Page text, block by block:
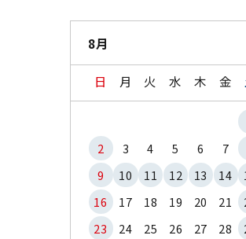
8月
日 月 火 水 木 金
2
3 4 5 6 7
9
10 11 12 13 14
16
17 18 19 20 21
23
24 25 26 27 28